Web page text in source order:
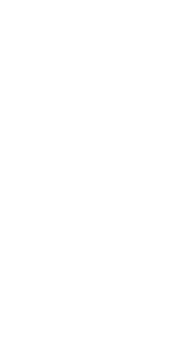
hóspede por
paga,